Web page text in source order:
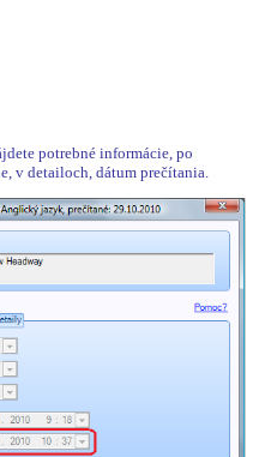
potrebné informácie, po
v detailoch, dátum prečítania.